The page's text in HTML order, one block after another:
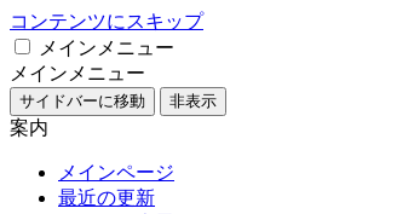
コンテンツにスキップ
メインメニュー
メインメニュー
サイドバーに移動 非表示
案内
メインページ
最近の更新